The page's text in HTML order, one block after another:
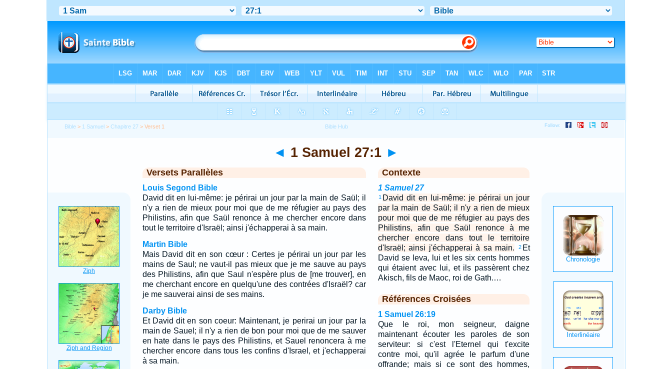
Bible > 1 Samuel >Chapitre 27 > Verset 1
◄ 1 Samuel 27:1 ►
Versets Parallèles
Louis Segond Bible
David dit en lui-même: je périrai un jour par la main de Saül; il
n'y a rien de mieux pour moi que de me réfugier au pays des
Philistins, afin que Saül renonce à me chercher encore dans
tout le territoire d'Israël; ainsi j'échapperai à sa main.
Martin Bible
Mais David dit en son cœur : Certes je périrai un jour par les
mains de Saul; ne vaut-il pas mieux que je me sauve au pays
des Philistins, afin que Saul n'espère plus de [me trouver], en
me cherchant encore en quelqu'une des contrées d'Israël? car
je me sauverai ainsi de ses mains.
Darby Bible
Et David dit en son coeur: Maintenant, je perirai un jour par la
main de Sauel; il n'y a rien de bon pour moi que de me sauver
en hate dans le pays des Philistins, et Sauel renoncera à me
chercher encore dans tous les confins d'Israel, et j'echapperai
à sa main.
Contexte
1 Samuel 27
1 David dit en lui-même: je périrai un jour
par la main de Saül; il n'y a rien de mieux
pour moi que de me réfugier au pays des
Philistins, afin que Saül renonce à me
chercher encore dans tout le territoire
d'Israël; ainsi j'échapperai à sa main.
2 Et
David se leva, lui et les six cents hommes
qui étaient avec lui, et ils passèrent chez
Akisch, fils de Maoc, roi de Gath.…
Références Croisées
1 Samuel 26:19
Que le roi, mon seigneur, daigne
maintenant écouter les paroles de son
serviteur: si c'est l'Eternel qui t'excite
contre moi, qu'il agrée le parfum d'une
offrande; mais si ce sont des hommes,